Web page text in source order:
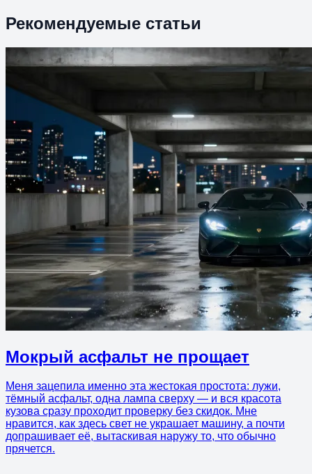
Рекомендуемые статьи
Мокрый асфальт не прощает
Меня зацепила именно эта жестокая простота: лужи,
тёмный асфальт, одна лампа сверху — и вся красота
кузова сразу проходит проверку без скидок. Мне
нравится, как здесь свет не украшает машину, а почти
допрашивает её, вытаскивая наружу то, что обычно
прячется.